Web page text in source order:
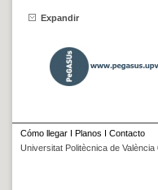
Expandir
Cómo llegar I Planos I Contacto
Universitat Politècnica de